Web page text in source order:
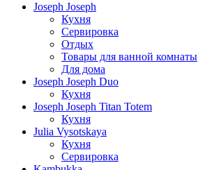
Joseph Joseph
Кухня
Сервировка
Отдых
Товары для ванной комнаты
Для дома
Joseph Joseph Duo
Кухня
Joseph Joseph Titan Totem
Кухня
Julia Vysotskaya
Кухня
Сервировка